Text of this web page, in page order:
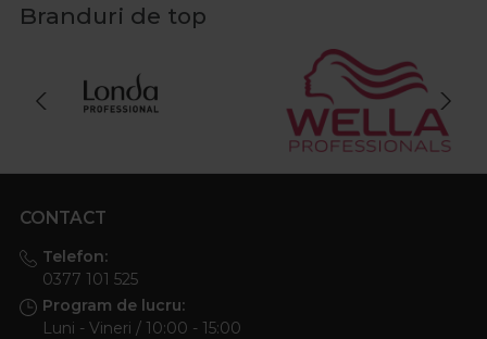
Branduri de top
CONTACT
Telefon:
0377 101 525
Program de lucru:
Luni - Vineri / 10:00 - 15:00